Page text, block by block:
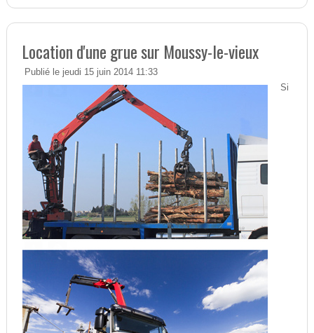
Location d'une grue sur Moussy-le-vieux
Publié le jeudi 15 juin 2014 11:33
Si